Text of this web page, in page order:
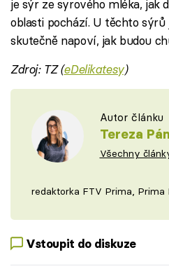
je sýr ze syrového mléka, jak
oblasti pochází. U těchto
skutečně napoví, jak budou
Zdroj: TZ (eDelikatesy)
Autor článku
Tereza
Všechny
redaktorka FTV Prima, Prima
Vstoupit do diskuze